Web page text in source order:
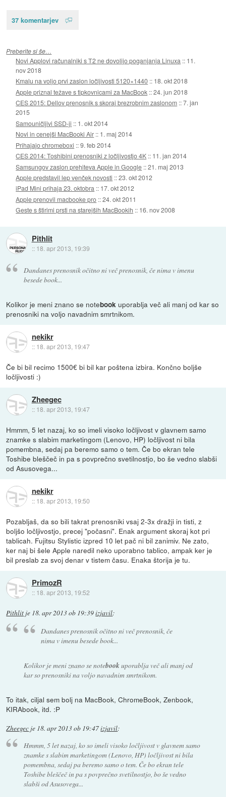
37 komentarjev
Preberite si še…
Novi Applovi računalniki s T2 ne dovolijo poganjanja Linuxa :: 11.
nov 2018
Kmalu na voljo prvi zaslon ločljivosti 5120×1440 :: 18. okt 2018
Apple priznal težave s tipkovnicami za MacBook ::24. jun 2018
CES 2015: Dellov prenosnik s skoraj brezrobnim zaslonom ::7. jan
2015
Samouničljivi SSD-ji :: 1. okt 2014
Novi in cenejši MacBooki Air :: 1. maj 2014
Prihajajo chromeboxi ::9. feb 2014
CES 2014: Toshibini prenosniki z ločljivostjo 4K :: 11. jan 2014
Samsungov zaslon prehiteva Apple in Google ::21. maj 2013
Apple predstavil lep venček novosti ::23. okt 2012
iPad Mini prihaja 23. oktobra :: 17. okt 2012
Apple prenovil macbooke pro ::24. okt 2011
Geste s štirimi prsti na starejših MacBookih :: 16. nov 2008
Pithlit
:: 18. apr 2013, 19:39
Dandanes prenosnik očitno ni več prenosnik, če nima v imenu
besede book...
Kolikor je meni znano se notebook uporablja več ali manj od kar so
prenosniki na voljo navadnim smrtnikom.
nekikr
:: 18. apr 2013, 19:47
Če bi bil recimo 1500€ bi bil kar poštena izbira. Končno boljše
ločljivosti :)
Zheegec
:: 18. apr 2013, 19:47
Hmmm, 5 let nazaj, ko so imeli visoko ločljivost v glavnem samo
znamke s slabim marketingom (Lenovo, HP) ločljivost ni bila
pomembna, sedaj pa beremo samo o tem. Če bo ekran tele
Toshibe bleščeč in pa s povprečno svetilnostjo, bo še vedno slabši
od Asusovega...
nekikr
:: 18. apr 2013, 19:50
Pozabljaš, da so bili takrat prenosniki vsaj 2-3x dražji in tisti, z
boljšo ločljivostjo, precej "počasni". Enak argument skoraj kot pri
tablicah. Fujitsu Stylistic izpred 10 let pač ni bil zanimiv. Ne zato,
ker naj bi šele Apple naredil neko uporabno tablico, ampak ker je
bil preslab za svoj denar v tistem času. Enaka štorija je tu.
PrimozR
:: 18. apr 2013, 19:52
Pithlit je 18. apr 2013 ob 19:39izjavil:
Dandanes prenosnik očitno ni več prenosnik, če
nima v imenu besede book...
Kolikor je meni znano se notebookuporablja več ali manj od
kar so prenosniki na voljo navadnim smrtnikom.
To itak, ciljal sem bolj na MacBook, ChromeBook, Zenbook,
KIRAbook, itd. :P
Zheegec je 18. apr 2013 ob 19:47izjavil:
Hmmm, 5 let nazaj, ko so imeli visoko ločljivost v glavnem samo
znamke s slabim marketingom (Lenovo, HP) ločljivost ni bila
pomembna, sedaj pa beremo samo o tem. Če bo ekran tele
Toshibe bleščeč in pa s povprečno svetilnostjo, bo še vedno
slabši od Asusovega...